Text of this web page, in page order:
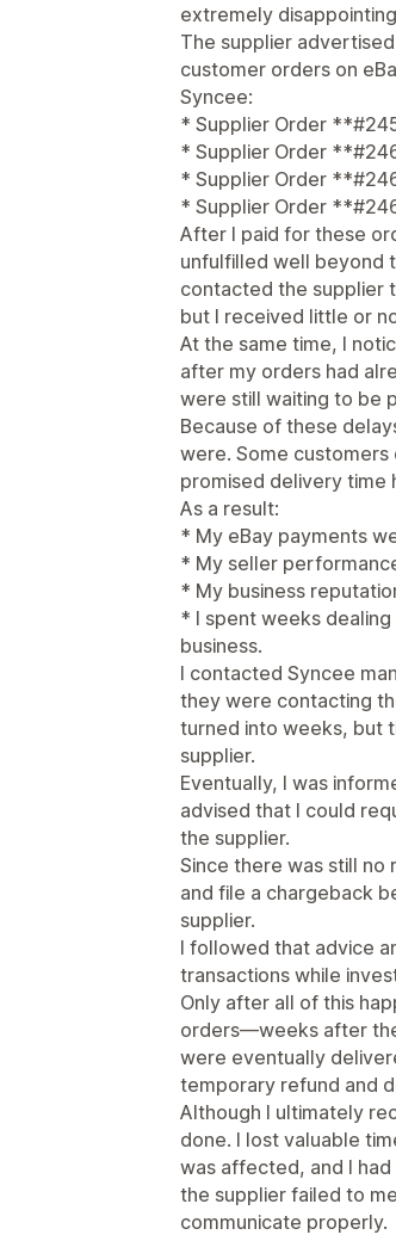
extremely
The supplier
customer orders on
Syncee:
* Supplier Order
* Supplier Order
* Supplier Order
* Supplier Order
After I paid for these
unfulfilled well beyond
contacted the supplier
but I received little or
At the same time, I
after my orders had
were still waiting to be
Because of these
were. Some customers
promised delivery time
As a result:
* My eBay payments
* My seller
* My business
* I spent weeks
business.
I contacted Syncee
they were contacting
turned into weeks, but
supplier.
Eventually, I was
advised that I could
the supplier.
Since there was still
and file a chargeback
supplier.
I followed that advice
transactions while
Only after all of this
orders—weeks after
were eventually
temporary refund and
Although I ultimately
done. I lost valuable
was affected, and I
the supplier failed to
communicate properly.